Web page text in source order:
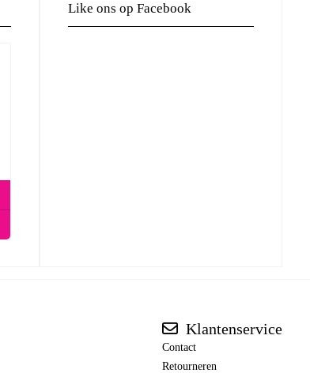
Like ons op Facebook
Klantenservice
Contact
Retourneren